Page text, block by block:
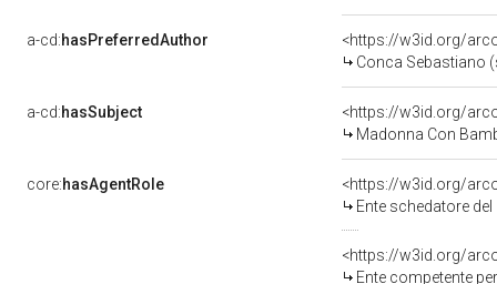
a-cd:hasPreferredAuthor
<https://w3id.org/
Conca Sebastiano
a-cd:hasSubject
<https://w3id.org/
Madonna Con
core:hasAgentRole
<https://w3id.org/
Ente schedatore
<https://w3id.org/
Ente competente per tutela del